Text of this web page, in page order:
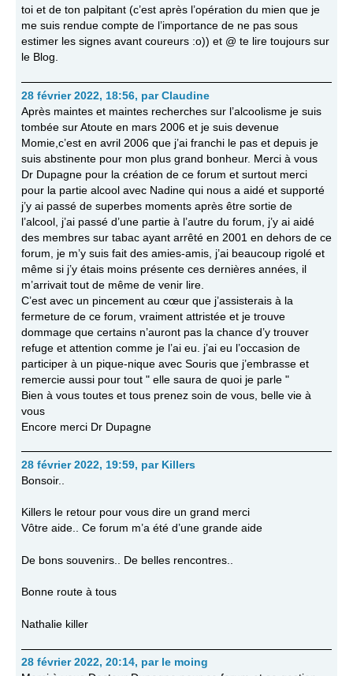
toi et de ton palpitant (c’est après l’opération du mien que je
me suis rendue compte de l’importance de ne pas sous
estimer les signes avant coureurs :o)) et @ te lire toujours sur
le Blog.
28 février 2022, 18:56, par Claudine
Après maintes et maintes recherches sur l’alcoolisme je suis
tombée sur Atoute en mars 2006 et je suis devenue
Momie,c’est en avril 2006 que j’ai franchi le pas et depuis je
suis abstinente pour mon plus grand bonheur. Merci à vous
Dr Dupagne pour la création de ce forum et surtout merci
pour la partie alcool avec Nadine qui nous a aidé et supporté
j’y ai passé de superbes moments après être sortie de
l’alcool, j’ai passé d’une partie à l’autre du forum, j’y ai aidé
des membres sur tabac ayant arrêté en 2001 en dehors de ce
forum, je m’y suis fait des amies-amis, j’ai beaucoup rigolé et
même si j’y étais moins présente ces dernières années, il
m’arrivait tout de même de venir lire.
C’est avec un pincement au cœur que j’assisterais à la
fermeture de ce forum, vraiment attristée et je trouve
dommage que certains n’auront pas la chance d’y trouver
refuge et attention comme je l’ai eu. j’ai eu l’occasion de
participer à un pique-nique avec Souris que j’embrasse et
remercie aussi pour tout " elle saura de quoi je parle "
Bien à vous toutes et tous prenez soin de vous, belle vie à
vous
Encore merci Dr Dupagne
28 février 2022, 19:59, par Killers
Bonsoir..
Killers le retour pour vous dire un grand merci
Vôtre aide.. Ce forum m’a été d’une grande aide
De bons souvenirs.. De belles rencontres..
Bonne route à tous
Nathalie killer
28 février 2022, 20:14, par le moing